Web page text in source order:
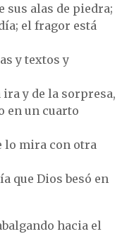
sus alas de piedra;
el fragor está
y textos y
y de la sorpresa,
en un cuarto
lo mira con otra
que Dios besó en
hacia el